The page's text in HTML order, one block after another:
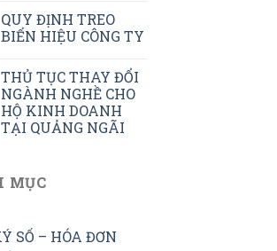
QUY ĐỊNH TREO
BIỂN HIỆU CÔNG TY
THỦ TỤC THAY ĐỔI
NGÀNH NGHỀ CHO
HỘ KINH DOANH
TẠI QUẢNG NGÃI
MỤC
SỐ – HÓA ĐƠN